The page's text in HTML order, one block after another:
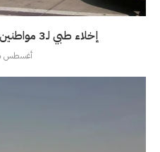
إخلاء طبي لـ3 مواطنين من مصر إلى المملكة
أغسطس 6, 2026